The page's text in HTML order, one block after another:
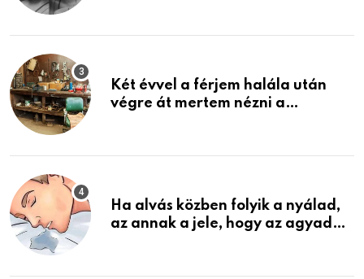
Két évvel a férjem halála után
végre át mertem nézni a
életemet
Ha alvás közben folyik a nyálad,
az annak a jele, hogy az agyad…